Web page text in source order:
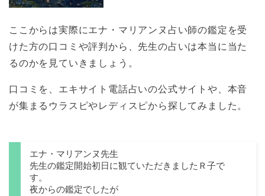
ここからは実際にエナ・マリアンヌ占い師の鑑定を受
けた方の口コミや評判から、先生の占いは本当に当た
るのかを見ていきましょう。
口コミを、エキサイト電話占いの公式サイトや、本音
が集まるウラスピやレディスピから探してみました。
エナ・マリアンヌ先生
先生の鑑定開始初日に観ていただきましたＲ子で
す。
夜からの鑑定でしたが